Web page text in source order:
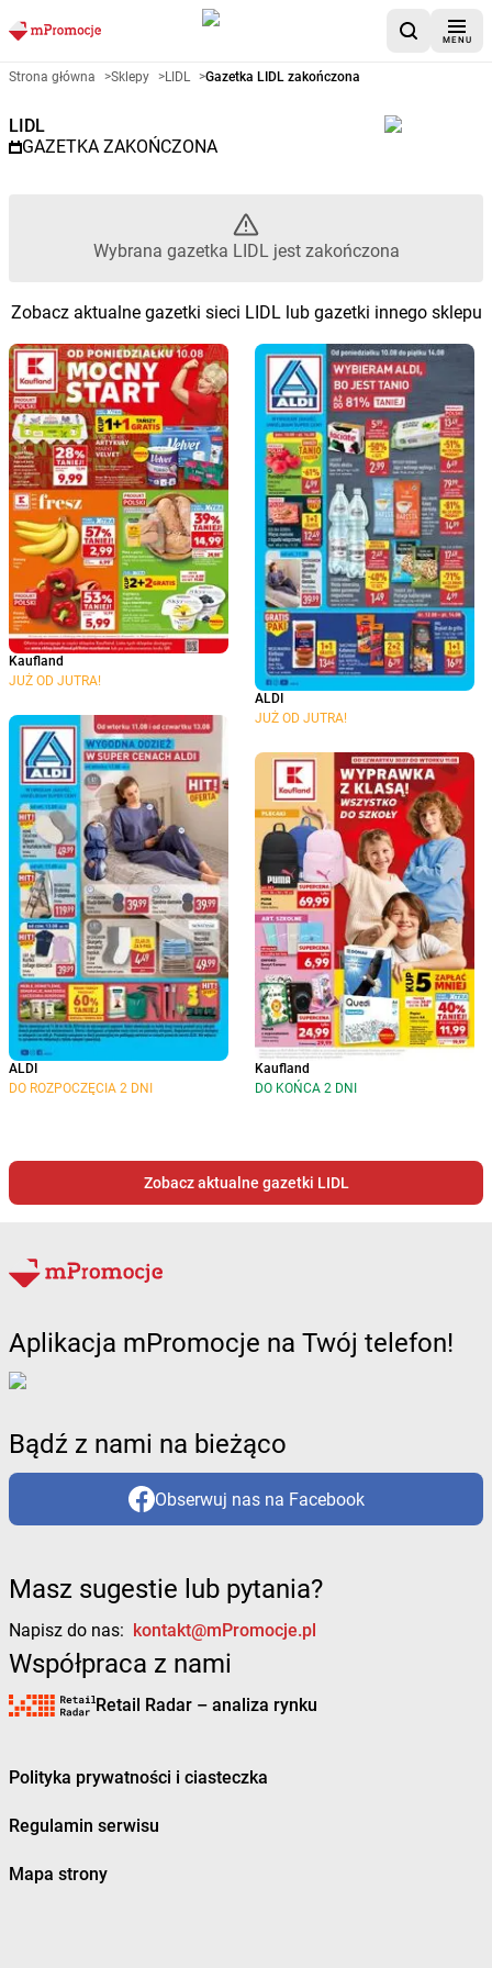
MENU
Gazetka promocyjna LIDL –
Strona główna >Sklepy >LIDL >Gazetka LIDL zakończona
LIDL
GAZETKA ZAKOŃCZONA
Wybrana gazetka LIDL jest zakończona
Zobacz aktualne gazetki sieci LIDL lub gazetki innego sklepu
Kaufland
JUŻ OD JUTRA!
ALDI
DO ROZPOCZĘCIA 2 DNI
ALDI
JUŻ OD JUTRA!
Kaufland
DO KOŃCA 2 DNI
Zobacz aktualne gazetki LIDL
Aplikacja mPromocje na Twój telefon!
Bądź z nami na bieżąco
Obserwuj nas na Facebook
Masz sugestie lub pytania?
Napisz do nas: kontakt@mPromocje.pl
Współpraca z nami
Retail Radar – analiza rynku
Polityka prywatności i ciasteczka
Regulamin serwisu
Mapa strony